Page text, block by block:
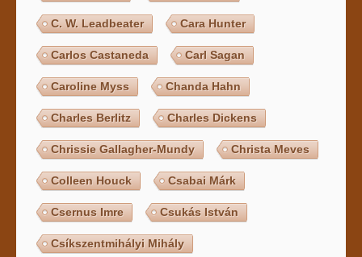
C. W. Leadbeater Cara Hunter
Carlos Castaneda Carl Sagan
Caroline Myss Chanda Hahn
Charles Berlitz Charles Dickens
Chrissie Gallagher-Mundy Christa Meves
Colleen Houck Csabai Márk
Csernus Imre Csukás István
Csíkszentmihályi Mihály